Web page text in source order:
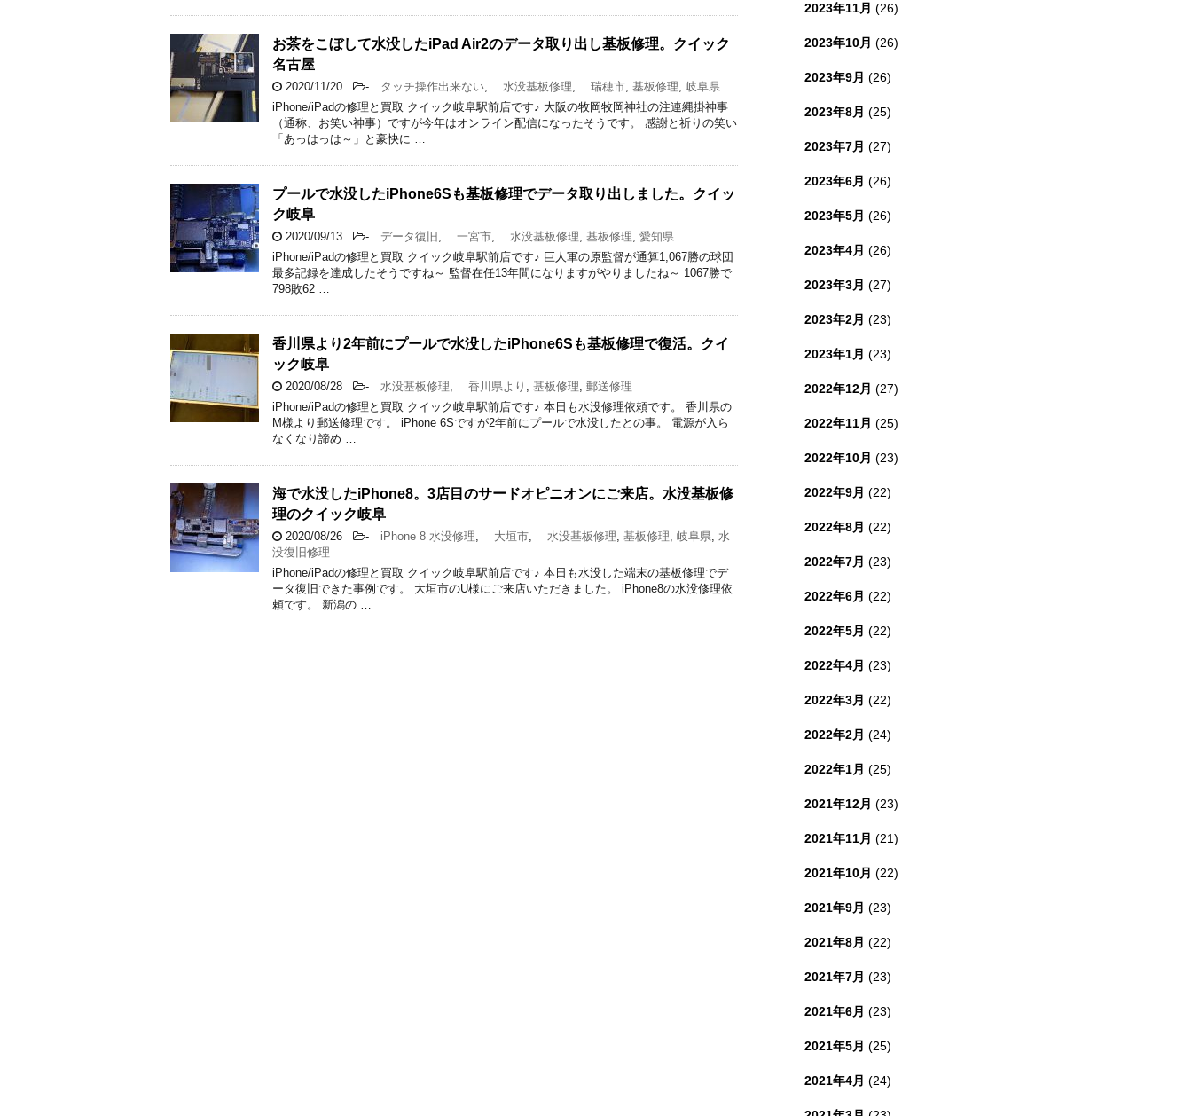
お茶をこぼして水没したiPad Air2のデータ取り出し基板修理。クイック
名古屋
2020/11/20 - タッチ操作出来ない, 水没基板修理, 瑞穂市, 基板修理, 岐阜県
iPhone/iPadの修理と買取 クイック岐阜駅前店です♪ 大阪の牧岡牧岡神社の注連縄掛神事
（通称、お笑い神事）ですが今年はオンライン配信になったそうです。 感謝と祈りの笑い
「あっはっは～」と豪快に …
プールで水没したiPhone6Sも基板修理でデータ取り出しました。クイッ
ク岐阜
2020/09/13 - データ復旧 , 一宮市, 水没基板修理, 基板修理, 愛知県
iPhone/iPadの修理と買取 クイック岐阜駅前店です♪ 巨人軍の原監督が通算1,067勝の球団
最多記録を達成したそうですね～ 監督在任13年間になりますがやりましたね～ 1067勝で
798敗62 …
香川県より2年前にプールで水没したiPhone6Sも基板修理で復活。クイ
ック岐阜
2020/08/28 - 水没基板修理, 香川県より , 基板修理, 郵送修理
iPhone/iPadの修理と買取 クイック岐阜駅前店です♪ 本日も水没修理依頼です。 香川県の
M様より郵送修理です。 iPhone 6Sですが2年前にプールで水没したとの事。 電源が入ら
なくなり諦め …
海で水没したiPhone8。3店目のサードオピニオンにご来店。水没基板修
理のクイック岐阜
2020/08/26 - iPhone 8 水没修理, 大垣市, 水没基板修理, 基板修理, 岐阜県, 水
没復旧修理
iPhone/iPadの修理と買取 クイック岐阜駅前店です♪ 本日も水没した端末の基板修理でデ
ータ復旧できた事例です。 大垣市のU様にご来店いただきました。 iPhone8の水没修理依
頼です。 新潟の …
2023年11月 (26)
2023年10月 (26)
2023年9月 (26)
2023年8月 (25)
2023年7月 (27)
2023年6月 (26)
2023年5月 (26)
2023年4月 (26)
2023年3月 (27)
2023年2月 (23)
2023年1月 (23)
2022年12月 (27)
2022年11月 (25)
2022年10月 (23)
2022年9月 (22)
2022年8月 (22)
2022年7月 (23)
2022年6月 (22)
2022年5月 (22)
2022年4月 (23)
2022年3月 (22)
2022年2月 (24)
2022年1月 (25)
2021年12月 (23)
2021年11月 (21)
2021年10月 (22)
2021年9月 (23)
2021年8月 (22)
2021年7月 (23)
2021年6月 (23)
2021年5月 (25)
2021年4月 (24)